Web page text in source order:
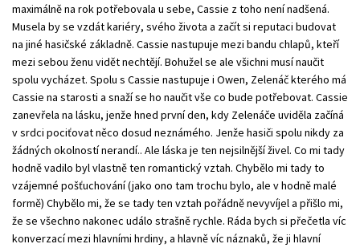
maximálně na rok potřebovala u sebe, Cassie z toho není nadšená.
Musela by se vzdát kariéry, svého života a začít si reputaci budovat
na jiné hasičské základně. Cassie nastupuje mezi bandu chlapů, kteří
mezi sebou ženu vidět nechtějí. Bohužel se ale všichni musí naučit
spolu vycházet. Spolu s Cassie nastupuje i Owen, Zelenáč kterého má
Cassie na starosti a snaží se ho naučit vše co bude potřebovat. Cassie
zanevřela na lásku, jenže hned první den, kdy Zelenáče uviděla začíná
v srdci pociťovat něco dosud neznámého. Jenže hasiči spolu nikdy za
žádných okolností nerandí.. Ale láska je ten nejsilnější živel. Co mi tady
hodně vadilo byl vlastně ten romantický vztah. Chybělo mi tady to
vzájemné pošťuchování (jako ono tam trochu bylo, ale v hodně malé
formě) Chybělo mi, že se tady ten vztah pořádně nevyvíjel a přišlo mi,
že se všechno nakonec událo strašně rychle. Ráda bych si přečetla víc
konverzací mezi hlavními hrdiny, a hlavně víc náznaků, že ji hlavní